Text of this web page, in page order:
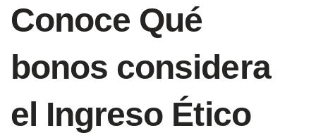
Conoce Qué
bonos considera
el Ingreso Ético